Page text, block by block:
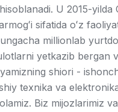
U 2015-yilda
sifatida oʻz
millionlab
yetkazib bergan
shiori -
texnika va
Biz mijozlarimiz